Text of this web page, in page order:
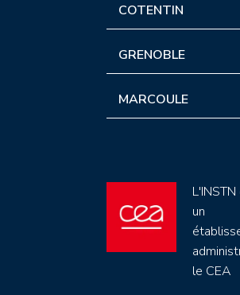
COTENTIN
GRENOBLE
MARCOULE
un
le CEA